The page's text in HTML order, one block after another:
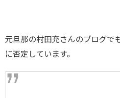
元旦那の村田充さんのブログで
に否定しています。